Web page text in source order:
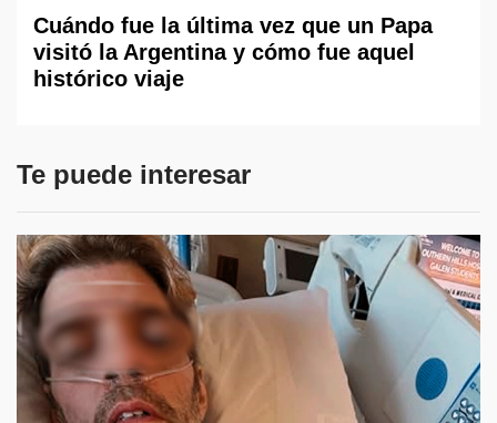
Cuándo fue la última vez que un Papa
visitó la Argentina y cómo fue aquel
histórico viaje
Te puede interesar